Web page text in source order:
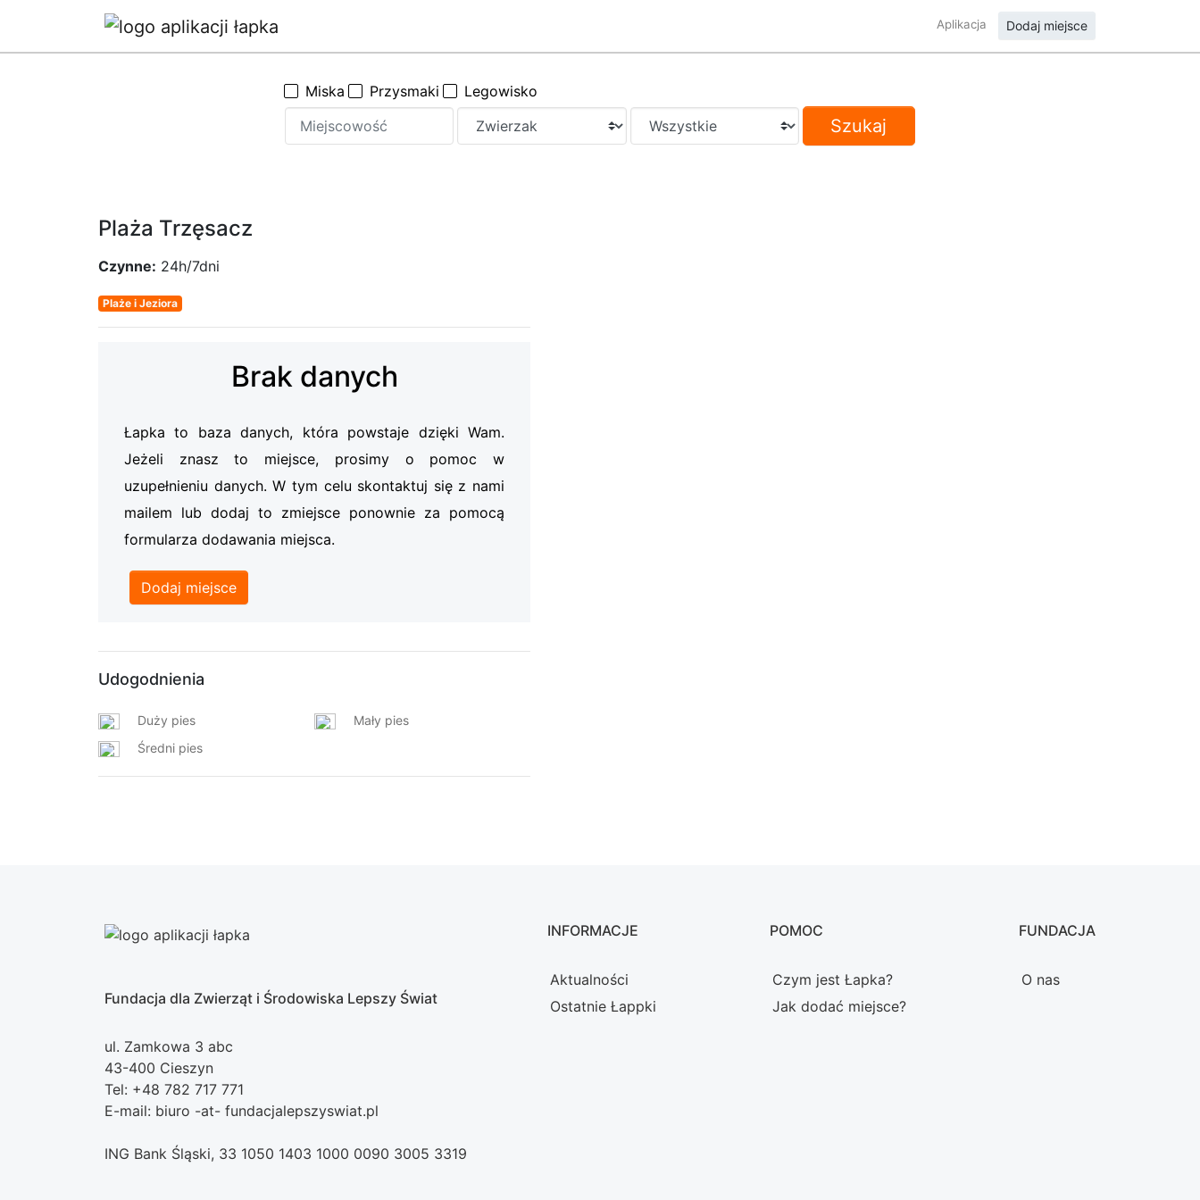
Aplikacja Dodaj miejsce
Miska Przysmaki Legowisko
Szukaj
Plaża Trzęsacz
Czynne: 24h/7dni
Plaże i Jeziora
Brak danych
Łapka to baza danych, która powstaje dzięki Wam.
Jeżeli znasz to miejsce, prosimy o pomoc w
uzupełnieniu danych. W tym celu skontaktuj się z nami
mailem lub dodaj to zmiejsce ponownie za pomocą
formularza dodawania miejsca.
Dodaj miejsce
Udogodnienia
Duży pies
Mały pies
Średni pies
Fundacja dla Zwierząt i Środowiska Lepszy Świat
ul. Zamkowa 3 abc
43-400 Cieszyn
Tel: +48 782 717 771
E-mail: biuro -at- fundacjalepszyswiat.pl
INFORMACJE
Aktualności
Ostatnie Łappki
POMOC
Czym jest Łapka?
Jak dodać miejsce?
FUNDACJA
O nas
ING Bank Śląski, 33 1050 1403 1000 0090 3005 3319